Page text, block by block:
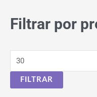
Filtrar por
FILTRAR